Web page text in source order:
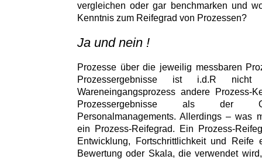
vergleichen oder gar benchmarken und
Kenntnis zum Reifegrad von Prozessen?
Ja und nein !
Prozesse über die jeweilig messbaren
Prozessergebnisse ist i.d.R
Wareneingangsprozess andere Prozess-
Prozessergebnisse als der
Personalmanagements. Allerdings – was
ein Prozess-Reifegrad. Ein Prozess-
Entwicklung, Fortschrittlichkeit und
Bewertung oder Skala, die verwendet